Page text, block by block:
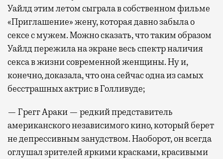
Уайлд этим летом сыграла в собственном фильме
«Приглашение» жену, которая давно забыла о
сексе с мужем. Можно сказать, что таким образом
Уайлд пережила на экране весь спектр наличия
секса в жизни современной женщины. Ну и,
конечно, доказала, что она сейчас одна из самых
бесстрашных актрис в Голливуде;
— Грегг Араки — редкий представитель
американского независимого кино, который берет
не депрессивным занудством. Наоборот, он всегда
оглушал зрителей яркими красками, красивыми